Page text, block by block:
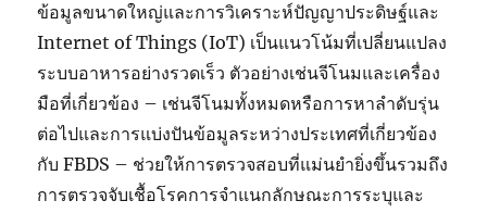
ข้อมูลขนาดใหญ่และการวิเคราะห์ปัญญาประดิษฐ์และ
Internet of Things (IoT) เป็นแนวโน้มที่เปลี่ยนแปลง
ระบบอาหารอย่างรวดเร็ว ตัวอย่างเช่นจีโนมและเครื่อง
มือที่เกี่ยวข้อง – เช่นจีโนมทั้งหมดหรือการหาลำดับรุ่น
ต่อไปและการแบ่งปันข้อมูลระหว่างประเทศที่เกี่ยวข้อง
กับ FBDS – ช่วยให้การตรวจสอบที่แม่นยำยิ่งขึ้นรวมถึง
การตรวจจับเชื้อโรคการจำแนกลักษณะการระบุและ